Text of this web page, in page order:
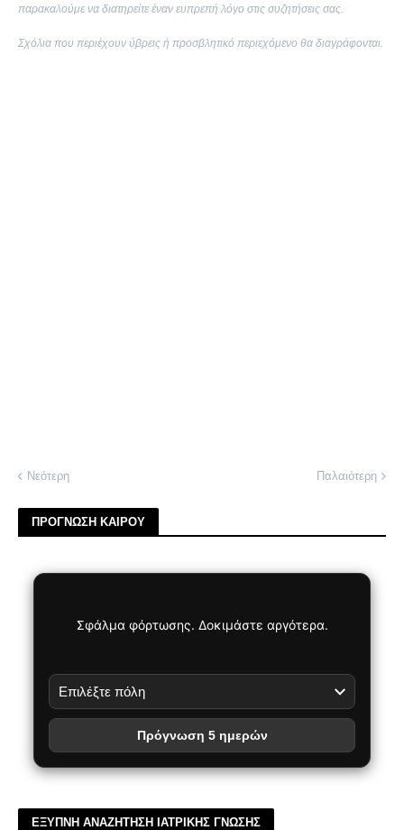
παρακαλούμε να διατηρείτε έναν ευπρεπή λόγο στις συζητήσεις σας.
Σχόλια που περιέχουν ύβρεις ή προσβλητικό περιεχόμενο θα διαγράφονται.
Νεότερη Παλαιότερη
ΠΡΟΓΝΩΣΗ ΚΑΙΡΟΥ
Σφάλμα φόρτωσης. Δοκιμάστε αργότερα.
Πρόγνωση 5 ημερών
ΕΞΥΠΝΗ ΑΝΑΖΗΤΗΣΗ ΙΑΤΡΙΚΗΣ ΓΝΩΣΗΣ